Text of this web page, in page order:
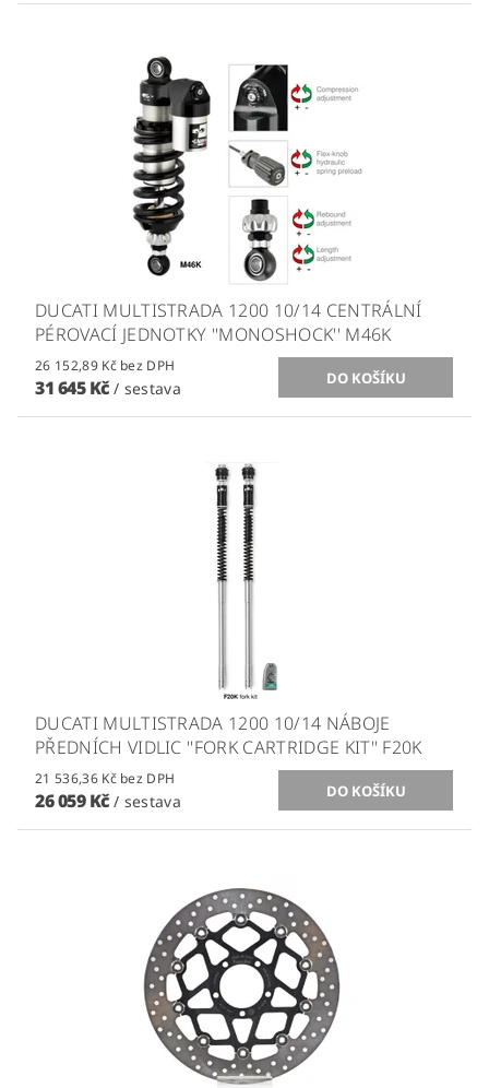
DUCATI MULTISTRADA 1200 10/14 CENTRÁLNÍ
PÉROVACÍ JEDNOTKY ''MONOSHOCK'' M46K
26 152,89 Kč bez DPH
31 645 Kč/ sestava
DUCATI MULTISTRADA 1200 10/14 NÁBOJE
PŘEDNÍCH VIDLIC ''FORK CARTRIDGE KIT'' F20K
21 536,36 Kč bez DPH
26 059 Kč/ sestava